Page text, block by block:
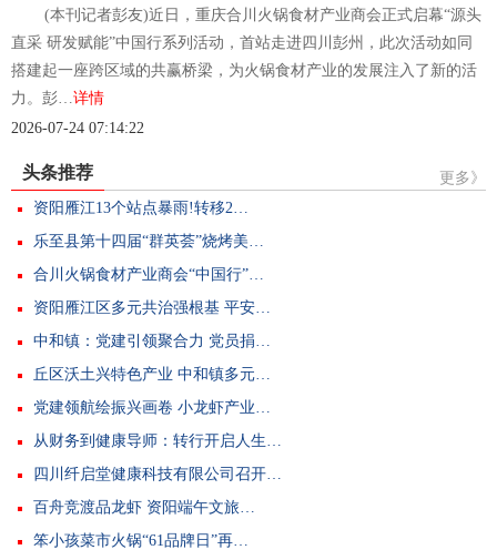
(本刊记者彭友)近日，重庆合川火锅食材产业商会正式启幕“源头
直采 研发赋能”中国行系列活动，首站走进四川彭州，此次活动如同
搭建起一座跨区域的共赢桥梁，为火锅食材产业的发展注入了新的活
力。彭… 详情
2026-07-24 07:14:22
头条推荐
更多》
资阳雁江13个站点暴雨!转移2…
乐至县第十四届“群英荟”烧烤美…
合川火锅食材产业商会“中国行”…
资阳雁江区多元共治强根基 平安…
中和镇：党建引领聚合力 党员捐…
丘区沃土兴特色产业 中和镇多元…
党建领航绘振兴画卷 小龙虾产业…
从财务到健康导师：转行开启人生…
四川纤启堂健康科技有限公司召开…
百舟竞渡品龙虾 资阳端午文旅…
笨小孩菜市火锅“61品牌日”再…